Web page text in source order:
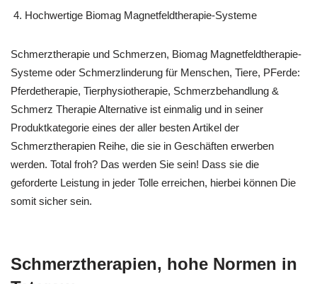
Hochwertige Biomag Magnetfeldtherapie-Systeme
Schmerztherapie und Schmerzen, Biomag Magnetfeldtherapie-
Systeme oder Schmerzlinderung für Menschen, Tiere, PFerde:
Pferdetherapie, Tierphysiotherapie, Schmerzbehandlung &
Schmerz Therapie Alternative ist einmalig und in seiner
Produktkategorie eines der aller besten Artikel der
Schmerztherapien Reihe, die sie in Geschäften erwerben
werden. Total froh? Das werden Sie sein! Dass sie die
geforderte Leistung in jeder Tolle erreichen, hierbei können Die
somit sicher sein.
Schmerztherapien, hohe Normen in